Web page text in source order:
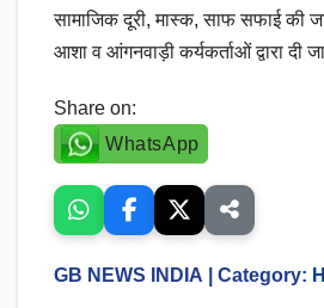
सामाजिक दूरी, मास्क, साफ सफाई की
आशा व आंगनवाड़ी कर्यकर्ताओं द्वारा दी
Share on:
WhatsApp
GB NEWS INDIA | Category: